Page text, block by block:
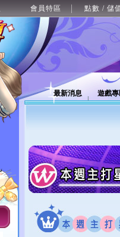
會員特區 點數 / 儲
最新消息 遊戲